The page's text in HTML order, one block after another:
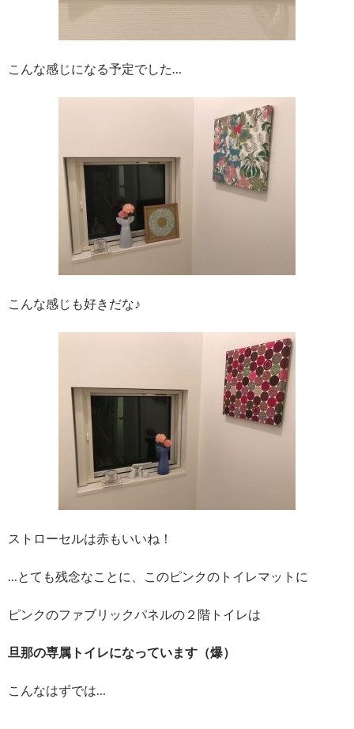
こんな感じになる予定でした…
こんな感じも好きだな♪
ストローセルは赤もいいね！
…とても残念なことに、このピンクのトイレマットに
ピンクのファブリックパネルの２階トイレは
旦那の専属トイレになっています（爆）
こんなはずでは…